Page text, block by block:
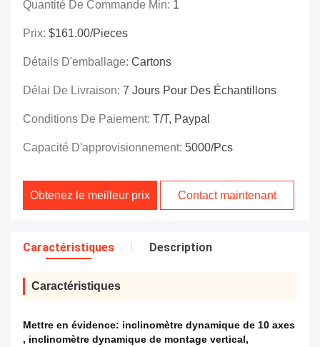
Quantité De Commande Min: 1
Prix: $161.00/Pieces
Détails D'emballage: Cartons
Délai De Livraison: 7 Jours Pour Des Échantillons
Conditions De Paiement: T/T, Paypal
Capacité D'approvisionnement: 5000/pcs
Obtenez le meilleur prix Contact maintenant
Caractéristiques Description
Caractéristiques
Mettre en évidence: inclinomètre dynamique de 10 axes
, inclinomètre dynamique de montage vertical,